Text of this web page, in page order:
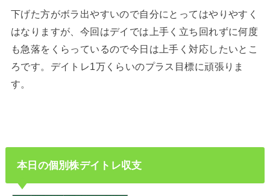
下げた方がボラ出やすいので自分にとってはやりやすく
はなりますが、今回はデイでは上手く立ち回れずに何度
も急落をくらっているので今日は上手く対応したいとこ
ろです。デイトレ1万くらいのプラス目標に頑張りま
す。
本日の個別株デイトレ収支